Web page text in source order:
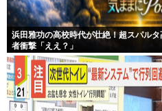
浜田雅功の高校時代が壮絶！超スパル
者衝撃「ええ？」